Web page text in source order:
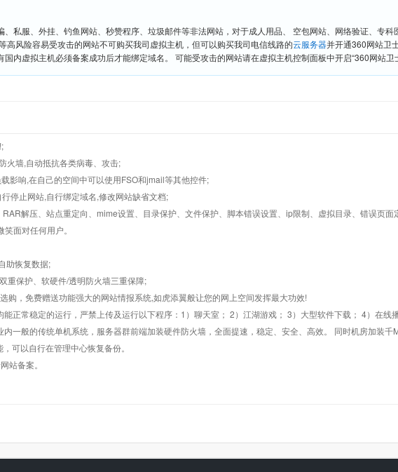
私服、外挂、钓鱼网站、秒赞程序、垃圾邮件等非法网站，对于成人用品、 空包网站、网络验证、专
高风险容易受攻击的网站不可购买我司虚拟主机，但可以购买我司电信线路的云服务器并开通360网站卫
国内虚拟主机必须备案成功后才能绑定域名。 可能受攻击的网站请在虚拟主机控制面板中开启“360网站卫
火墙,自动抵抗各类病毒、攻击;
影响,在自己的空间中可以使用FSO和jmail等其他控件;
停止网站,自行绑定域名,修改网站缺省文档;
解压、站点重定向、mime设置、目录保护、文件保护、脚本错误设置、ip限制、虚拟目录、错误页面
面对任何用户。
助恢复数据;
重保护、软硬件/透明防火墙三重保障;
购，免费赠送功能强大的网站情报系统,如虎添翼般让您的网上空间发挥最大功效!
正常稳定的运行，严禁上传及运行以下程序：1）聊天室； 2）江湖游戏； 3）大型软件下载； 4）在线
一般的传统单机系统，服务器群前端加装硬件防火墙，全面提速，稳定、安全、高效。 同时机房加装千
可以自行在管理中心恢复备份。
站备案。